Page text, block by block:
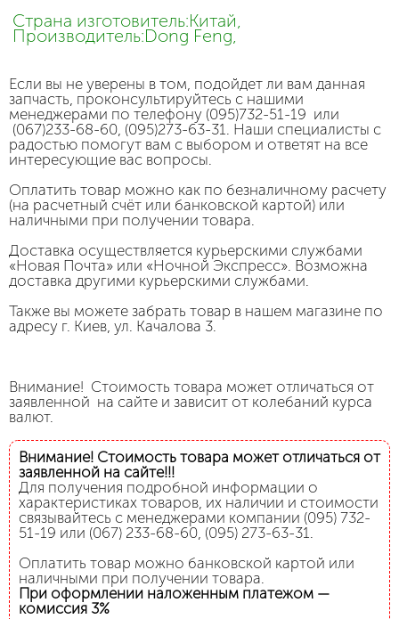
Страна изготовитель:Китай,
Производитель:Dong Feng,
Если вы не уверены в том, подойдет ли вам данная
запчасть, проконсультируйтесь с нашими
менеджерами по телефону (095)732-51-19 или
(067)233-68-60, (095)273-63-31. Наши специалисты с
радостью помогут вам с выбором и ответят на все
интересующие вас вопросы.
Оплатить товар можно как по безналичному расчету
(на расчетный счёт или банковской картой) или
наличными при получении товара.
Доставка осуществляется курьерскими службами
«Новая Почта» или «Ночной Экспресс». Возможна
доставка другими курьерскими службами.
Также вы можете забрать товар в нашем магазине по
адресу г. Киев, ул. Качалова 3.
Внимание! Стоимость товара может отличаться от
заявленной на сайте и зависит от колебаний курса
валют.
Внимание! Стоимость товара может отличаться от
заявленной на сайте!!!
Для получения подробной информации о
характеристиках товаров, их наличии и стоимости
связывайтесь с менеджерами компании (095) 732-
51-19 или (067) 233-68-60, (095) 273-63-31.
Оплатить товар можно банковской картой или
наличными при получении товара.
При оформлении наложенным платежом —
комиссия 3%